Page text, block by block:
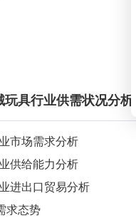
玩具行业供需状况分析
市场需求分析
供给能力分析
进出口贸易分析
求态势